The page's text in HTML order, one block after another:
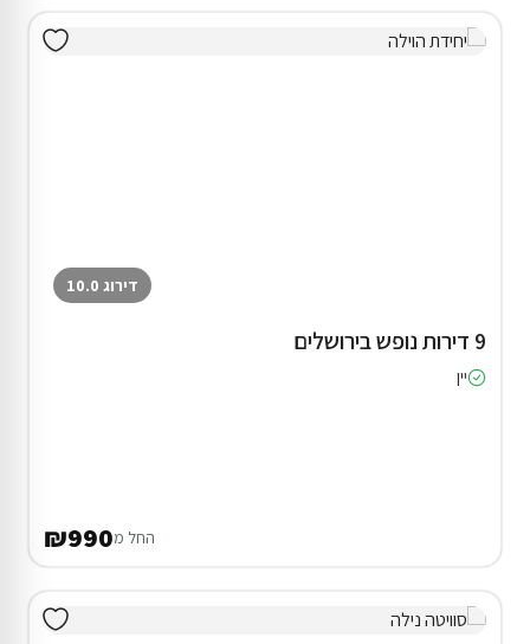
דירוג 10.0
9 דירות נופש בירושלים
יין
החל מ₪990